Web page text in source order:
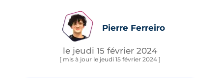
Pierre Ferreiro
le jeudi 15 février 2024
[ mis à jour le jeudi 15 février 2024 ]